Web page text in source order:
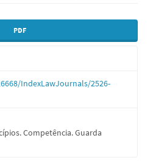
PDF
IndexLawJournals/2526-
Competência. Guarda